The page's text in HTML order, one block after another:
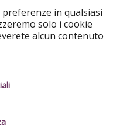
legali
d' Uso
in qualsiasi
solo i cookie
alcun contenuto